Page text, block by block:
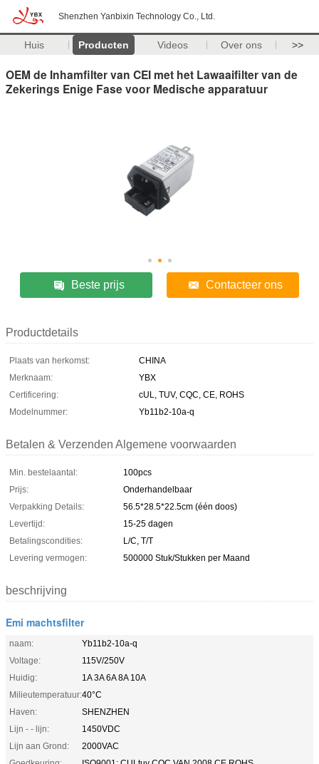
Shenzhen Yanbixin Technology Co., Ltd.
Huis Producten Videos Over ons >>
OEM de Inhamfilter van CEI met het Lawaaifilter van de
Zekerings Enige Fase voor Medische apparatuur
Beste prijs Contacteer ons
Productdetails
Plaats van herkomst:
CHINA
Merknaam:
YBX
Certificering:
cUL, TUV, CQC, CE, ROHS
Modelnummer:
Yb11b2-10a-q
Betalen & Verzenden Algemene voorwaarden
Min. bestelaantal:
100pcs
Prijs:
Onderhandelbaar
Verpakking Details:
56.5*28.5*22.5cm (één doos)
Levertijd:
15-25 dagen
Betalingscondities:
L/C, T/T
Levering vermogen:
500000 Stuk/Stukken per Maand
beschrijving
Emi machtsfilter
naam:
Yb11b2-10a-q
Voltage:
115V/250V
Huidig:
1A 3A 6A 8A 10A
Milieutemperatuur:40°C
Haven:
SHENZHEN
Lijn - - lijn:
1450VDC
Lijn aan Grond:
2000VAC